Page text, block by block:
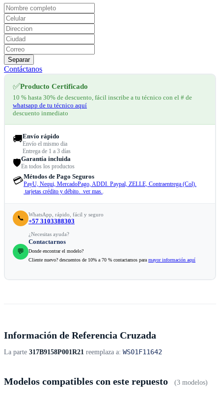
Separar
Contáctanos
✅Producto Certificado
10 % hasta 30% de descuento, fácil inscribe a tu técnico con el # de
whatsapp de tu técnico aquí
descuento inmediato
🚚Envío rápido
Envío el mismo dia
Entrega de 1 a 3 días
🛡️Garantía incluida
En todos los productos
💳Métodos de Pago Seguros
PayU, Nequi, MercadoPago, ADDI. Paypal, ZELLE, Contraentrega (Col).
tarjetas crédito y débito. ver mas..
📞 WhatsApp, rápido, fácil y seguro
+57 3103388303
💬
¿Necesitas ayuda?
Contactarnos
Donde encontrar el modelo?
Cliente nuevo? descuentos de 10% a 70 % contactamos para mayor información aquí
Información de Referencia Cruzada
La parte 317B9158P001R21 reemplaza a: WS01F11642
Modelos compatibles con este repuesto (3 modelos)